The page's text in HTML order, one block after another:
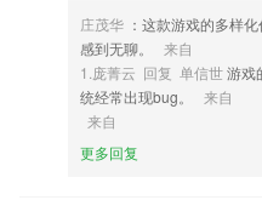
6,全屋覆盖
内部一码准软件优势
1.随时一对一辅导，定制专属学习
庄茂华 ：这款游戏的多样
感到无聊。
来自
1.庞菁云 回复 单信世游戏
统经常出现bug。
来自
来自
更多回复